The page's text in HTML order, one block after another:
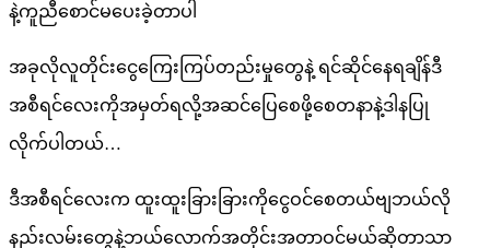
နဲ့ကူညီစောင်မပေးခဲ့တာပါ
အခုလိုလူတိုင်းငွေကြေးကြပ်တည်းမှုတွေနဲ့ ရင်ဆိုင်နေရချိန်ဒီ
အစီရင်လေးကိုအမှတ်ရလို့အဆင်ပြေစေဖို့စေတနာနဲ့ဒါနပြု
လိုက်ပါတယ်…
ဒီအစီရင်လေးက ထူးထူးခြားခြားကိုငွေဝင်စေတယ်ဗျဘယ်လို
နည်းလမ်းတွေနဲ့ဘယ်လောက်အတိုင်းအတာဝင်မယ်ဆိုတာသာ